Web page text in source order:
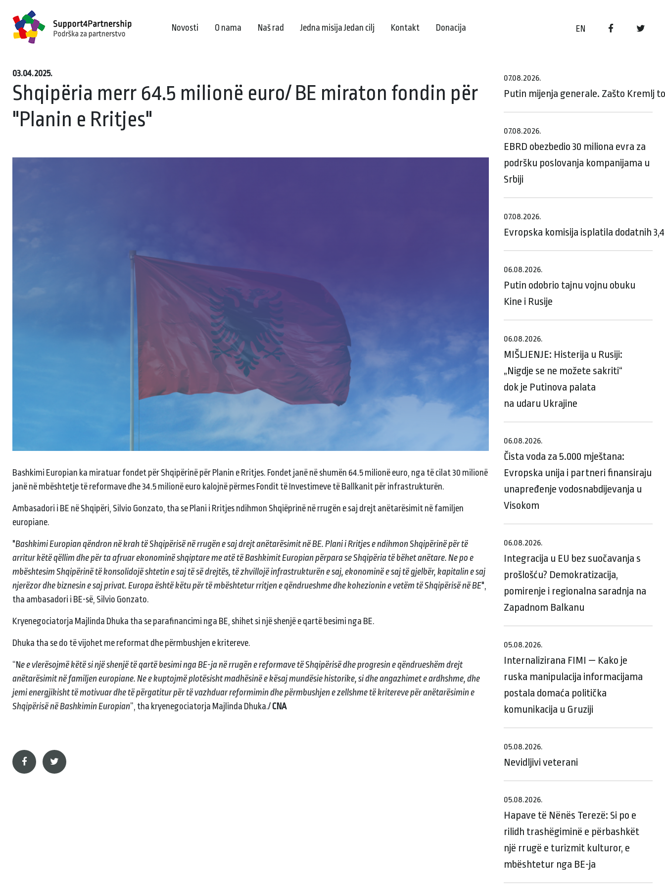
EN
Novosti O nama Naš rad Jedna misija Jedan cilj Kontakt Donacija
03.04.2025.
Shqipëria merr 64.5 milionë euro/ BE miraton fondin për
"Planin e Rritjes"
Bashkimi Europian ka miratuar fondet për Shqipërinë për Planin e Rritjes. Fondet janë në shumën 64.5 milionë euro, nga të cilat 30 milionë
janë në mbështetje të reformave dhe 34.5 milionë euro kalojnë përmes Fondit të Investimeve të Ballkanit për infrastrukturën.
Ambasadori i BE në Shqipëri, Silvio Gonzato, tha se Plani i Rritjes ndihmon Shqiëprinë në rrugën e saj drejt anëtarësimit në familjen
europiane.
"Bashkimi Europian qëndron në krah të Shqipërisë në rrugën e saj drejt anëtarësimit në BE. Plani i Rritjes e ndihmon Shqipërinë për të
arritur këtë qëllim dhe për ta afruar ekonominë shqiptare me atë të Bashkimit Europian përpara se Shqipëria të bëhet anëtare. Ne po e
mbështesim Shqipërinë të konsolidojë shtetin e saj të së drejtës, të zhvillojë infrastrukturën e saj, ekonominë e saj të gjelbër, kapitalin e saj
njerëzor dhe biznesin e saj privat. Europa është këtu për të mbështetur rritjen e qëndrueshme dhe kohezionin e vetëm të Shqipërisë në BE",
tha ambasadori i BE-së, Silvio Gonzato.
Kryenegociatorja Majlinda Dhuka tha se parafinancimi nga BE, shihet si një shenjë e qartë besimi nga BE.
Dhuka tha se do të vijohet me reformat dhe përmbushjen e kritereve.
“Ne e vlerësojmë këtë si një shenjë të qartë besimi nga BE-ja në rrugën e reformave të Shqipërisë dhe progresin e qëndrueshëm drejt
anëtarësimit në familjen europiane. Ne e kuptojmë plotësisht madhësinë e kësaj mundësie historike, si dhe angazhimet e ardhshme, dhe
jemi energjikisht të motivuar dhe të përgatitur për të vazhduar reformimin dhe përmbushjen e zellshme të kritereve për anëtarësimin e
Shqipërisë në Bashkimin Europian”, tha kryenegociatorja Majlinda Dhuka./ CNA
07.08.2026.
Putin mijenja generale. Zašto Kremlj
07.08.2026.
EBRD obezbedio 30 miliona evra za
podršku poslovanja kompanijama u
Srbiji
07.08.2026.
Evropska komisija isplatila dodatnih
06.08.2026.
Putin odobrio tajnu vojnu obuku
Kine i Rusije
06.08.2026.
MIŠLJENJE: Histerija u Rusiji:
„Nigdje se ne možete sakriti“
dok je Putinova palata
na udaru Ukrajine
06.08.2026.
Čista voda za 5.000 mještana:
Evropska unija i partneri finansiraju
unapređenje vodosnabdijevanja u
Visokom
06.08.2026.
Integracija u EU bez suočavanja s
prošlošću? Demokratizacija,
pomirenje i regionalna saradnja na
Zapadnom Balkanu
05.08.2026.
Internalizirana FIMI — Kako je
ruska manipulacija informacijama
postala domaća politička
komunikacija u Gruziji
05.08.2026.
Nevidljivi veterani
05.08.2026.
Hapave të Nënës Terezë: Si po e
rilidh trashëgiminë e përbashkët
një rrugë e turizmit kulturor, e
mbështetur nga BE-ja